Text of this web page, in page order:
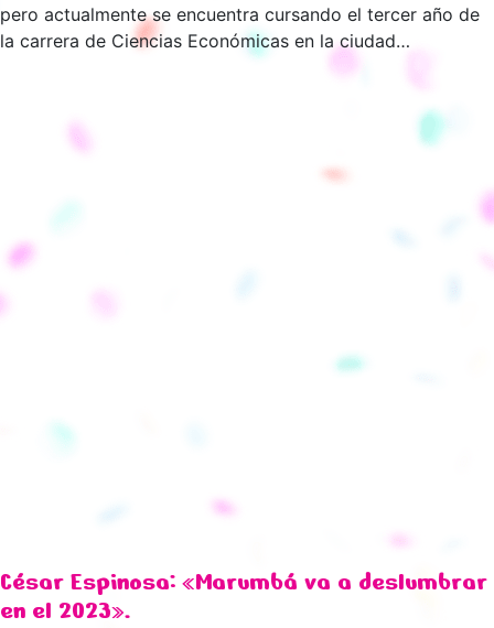
pero actualmente se encuentra cursando el tercer año de
la carrera de Ciencias Económicas en la ciudad…
César Espinosa: «Marumbá va a deslumbrar
en el 2023».